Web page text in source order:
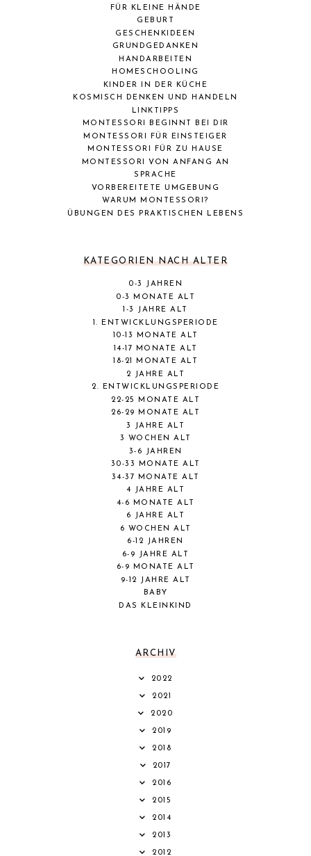
FÜR KLEINE HÄNDE
GEBURT
GESCHENKIDEEN
GRUNDGEDANKEN
HANDARBEITEN
HOMESCHOOLING
KINDER IN DER KÜCHE
KOSMISCH DENKEN UND HANDELN
LINKTIPPS
MONTESSORI BEGINNT BEI DIR
MONTESSORI FÜR EINSTEIGER
MONTESSORI FÜR ZU HAUSE
MONTESSORI VON ANFANG AN
SPRACHE
VORBEREITETE UMGEBUNG
WARUM MONTESSORI?
ÜBUNGEN DES PRAKTISCHEN LEBENS
KATEGORIEN NACH ALTER
0-3 JAHREN
0-3 MONATE ALT
1-3 JAHRE ALT
1. ENTWICKLUNGSPERIODE
10-13 MONATE ALT
14-17 MONATE ALT
18-21 MONATE ALT
2 JAHRE ALT
2. ENTWICKLUNGSPERIODE
22-25 MONATE ALT
26-29 MONATE ALT
3 JAHRE ALT
3 WOCHEN ALT
3-6 JAHREN
30-33 MONATE ALT
34-37 MONATE ALT
4 JAHRE ALT
4-6 MONATE ALT
6 JAHRE ALT
6 WOCHEN ALT
6-12 JAHREN
6-9 JAHRE ALT
6-9 MONATE ALT
9-12 JAHRE ALT
BABY
DAS KLEINKIND
ARCHIV
2022
2021
2020
2019
2018
2017
2016
2015
2014
2013
2012